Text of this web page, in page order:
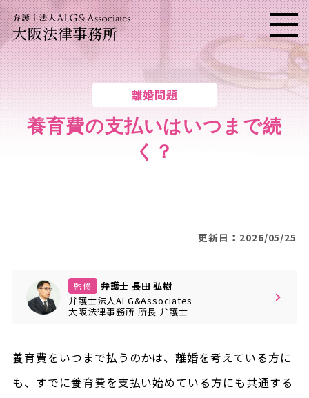
大阪法律事務所 メニ
離婚問題
養育費の支払いはいつまで続
く？
更新日：2026/05/25
監修
弁護士 長田 弘樹
弁護士法人ALG&Associates
大阪法律事務所 所長 弁護士
養育費をいつまで払うのかは、離婚を考えている方に
も、すでに養育費を支払い始めている方にも共通する